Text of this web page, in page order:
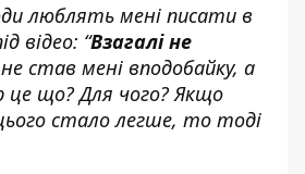
люблять мені писати в
відео: “Взагалі не
не став мені вподобайку, а
це що? Для чого? Якщо
стало легше, то тоді